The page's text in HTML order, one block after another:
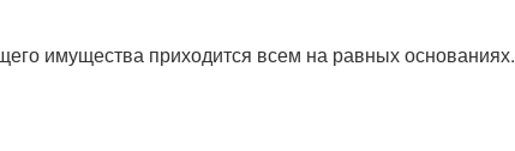
имущества приходится всем на равных основаниях.